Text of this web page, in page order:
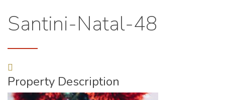
Santini-Natal-48
Property Description